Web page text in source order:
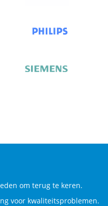
om terug te keren.
voor kwaliteitsproblemen.